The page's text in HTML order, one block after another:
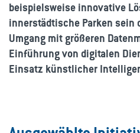
beispielsweise innovative
innerstädtische Parken sein
Umgang mit größeren
Einführung von digitalen
Einsatz künstlicher